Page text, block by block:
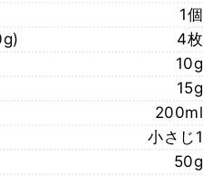
1個
4枚
10g
15g
200ml
小さじ1
50g